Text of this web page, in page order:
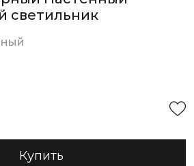
светильник
Купить